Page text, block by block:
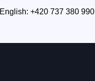
English: +420 737 380